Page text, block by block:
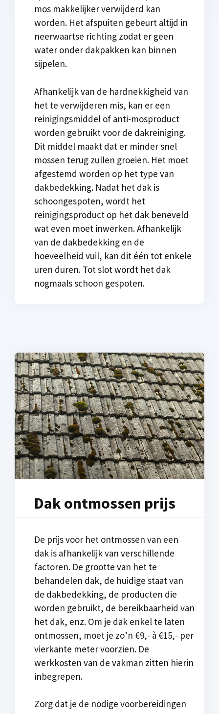
mos makkelijker verwijderd kan
worden. Het afspuiten gebeurt altijd in
neerwaartse richting zodat er geen
water onder dakpakken kan binnen
sijpelen.
Afhankelijk van de hardnekkigheid van
het te verwijderen mis, kan er een
reinigingsmiddel of anti-mosproduct
worden gebruikt voor de dakreiniging.
Dit middel maakt dat er minder snel
mossen terug zullen groeien. Het moet
afgestemd worden op het type van
dakbedekking. Nadat het dak is
schoongespoten, wordt het
reinigingsproduct op het dak beneveld
wat even moet inwerken. Afhankelijk
van de dakbedekking en de
hoeveelheid vuil, kan dit één tot enkele
uren duren. Tot slot wordt het dak
nogmaals schoon gespoten.
Dak ontmossen prijs
De prijs voor het ontmossen van een
dak is afhankelijk van verschillende
factoren. De grootte van het te
behandelen dak, de huidige staat van
de dakbedekking, de producten die
worden gebruikt, de bereikbaarheid van
het dak, enz. Om je dak enkel te laten
ontmossen, moet je zo’n €9,- à €15,- per
vierkante meter voorzien. De
werkkosten van de vakman zitten hierin
inbegrepen.
Zorg dat je de nodige voorbereidingen